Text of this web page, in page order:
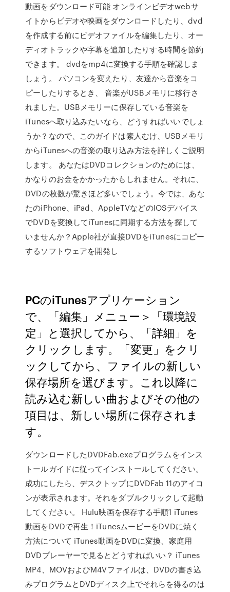
動画をダウンロード可能 オンラインビデオwebサ
イトからビデオや映画をダウンロードしたり、dvd
を作成する前にビデオファイルを編集したり、オー
ディオトラックや字幕を追加したりする時間を節約
できます。 dvdをmp4に変換する手順を確認しま
しょう。 パソコンを変えたり、友達から音楽をコ
ピーしたりするとき、 音楽がUSBメモリに移行さ
れました。USBメモリーに保存している音楽を
iTunesへ取り込みたいなら、どうすればいいでしょ
うか？なので、このガイドは素人むけ、USBメモリ
からiTunesへの音楽の取り込み方法を詳しくご説明
します。 あなたはDVDコレクションのためには、
かなりのお金をかかったかもしれません。それに、
DVDの枚数が驚きほど多いでしょう。今では、あな
たのiPhone、iPad、AppleTVなどのIOSデバイス
でDVDを変換してiTunesに同期する方法を探して
いませんか？Apple社が直接DVDをiTunesにコピー
するソフトウェアを開発し
PCのiTunesアプリケーション
で、「編集」メニュー＞「環境設
定」と選択してから、「詳細」を
クリックします。「変更」をクリ
ックしてから、ファイルの新しい
保存場所を選びます。これ以降に
読み込む新しい曲およびその他の
項目は、新しい場所に保存されま
す。
ダウンロードしたDVDFab.exeプログラムをインス
トールガイドに従ってインストールしてください。
成功にしたら、デスクトップにDVDFab 11のアイコ
ンが表示されます。それをダブルクリックして起動
してください。 Hulu映画を保存する手順1 iTunes
動画をDVDで再生！iTunesムービーをDVDに焼く
方法について iTunes動画をDVDに変換、家庭用
DVDプレーヤーで見るとどうすればいい？ iTunes
MP4、MOVおよびM4Vファイルは、DVDの書き込
みプログラムとDVDディスク上でそれらを得るのは